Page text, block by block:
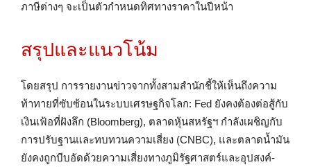
ภาษีต่างๆ จะเป็นตัวกำหนดทิศทางราคาในปีหน้า
สรุปและแนวโน้ม
โดยสรุป การรายงานข่าวจากทั้งสามสำนักชี้ให้เห็นถึงความ
ท้าทายที่ซับซ้อนในระบบเศรษฐกิจโลก: Fed ยังคงต้องต่อสู้กับ
เงินเฟ้อที่ฝังลึก (Bloomberg), ตลาดหุ้นสหรัฐฯ กำลังเผชิญกับ
การปรับฐานและทบทวนความเสี่ยง (CNBC), และตลาดน้ำมัน
ยังคงถูกบีบอัดด้วยความเสี่ยงทางภูมิรัฐศาสตร์และอุปสงค์-